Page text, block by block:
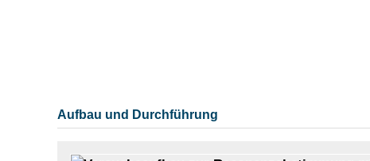
Aufbau und Durchführung